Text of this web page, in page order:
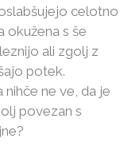
celotno
okužena s še
ali zgolj z
potek.
ne ve, da je
povezan s